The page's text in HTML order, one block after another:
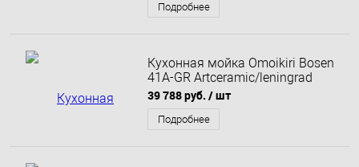
Подробнее
Кухонная мойка Omoikiri Bosen
41A-GR Artceramic/leningrad
grey 4993813 41х50
39 788 руб. / шт
Подробнее